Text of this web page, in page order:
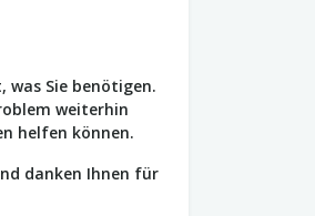
was Sie benötigen.
weiterhin
helfen können.
danken Ihnen für